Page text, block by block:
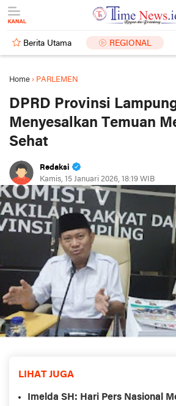
Berita Utama REGIONAL
Home › PARLEMEN
DPRD Provinsi
Menyesalkan Temuan
Sehat
Redaksi
Kamis, 15 Januari 2026, 18:19 WIB
LIHAT JUGA
Imelda SH: Hari Pers Nasional